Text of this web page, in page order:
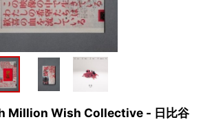
Million Wish Collective - 日比谷